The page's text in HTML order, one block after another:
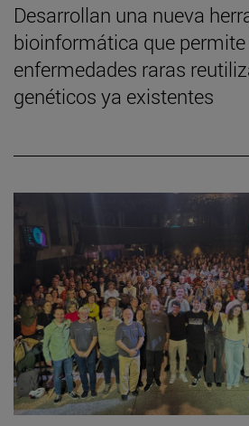
Desarrollan una nueva
bioinformática que
enfermedades raras
genéticos ya existentes